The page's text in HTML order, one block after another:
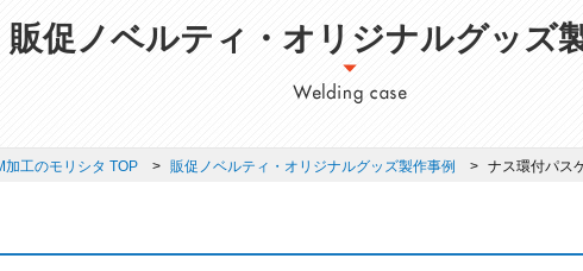
販促ノベルティ・オリジナルグッズ
加工のモリシタ TOP 販促ノベルティ・オリジナルグッズ製作事例 ナス環付パス